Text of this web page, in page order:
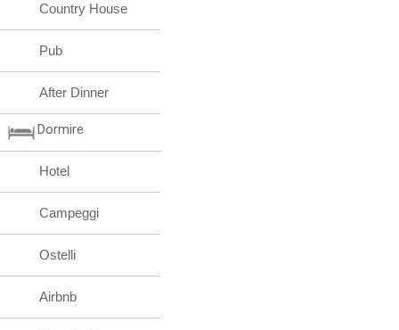
Country House
Pub
After Dinner
Dormire
Hotel
Campeggi
Ostelli
Airbnb